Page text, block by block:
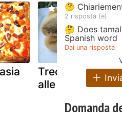
Treccia di pizza
alle verdure
🤔
2 risposta (e)
🤔 Does
Spanish word
Dai una risposta
Domanda